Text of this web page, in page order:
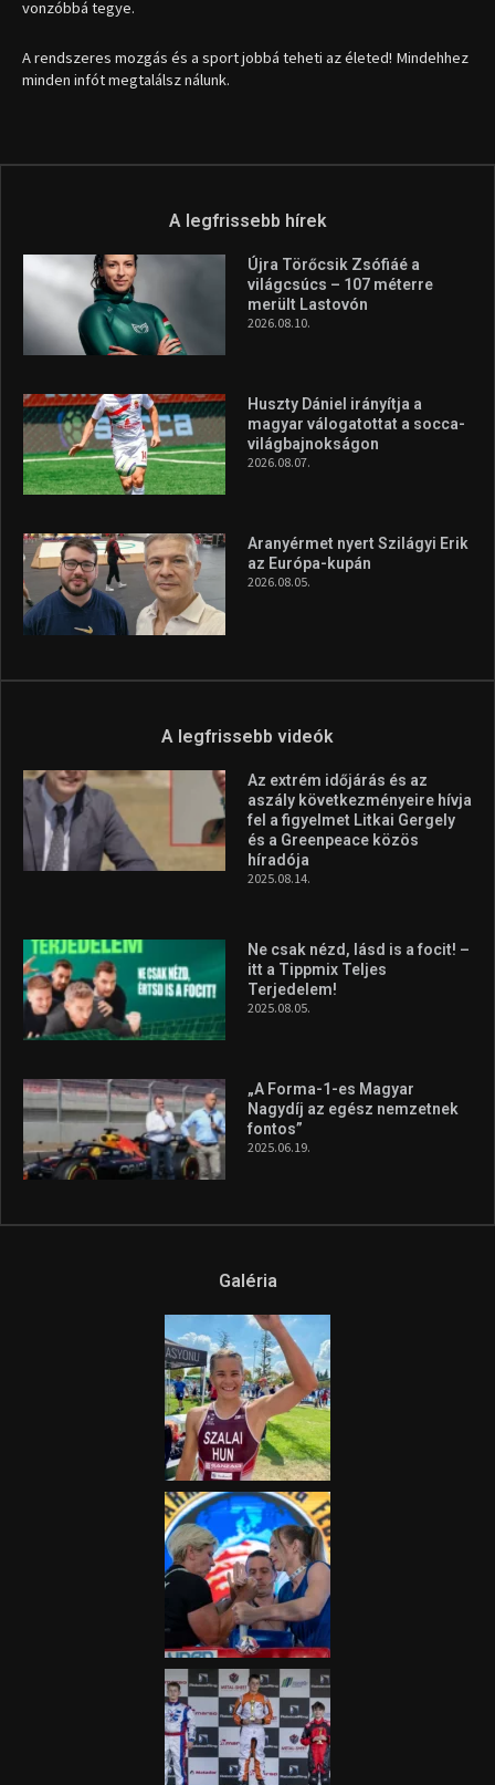
vonzóbbá tegye.
A rendszeres mozgás és a sport jobbá teheti az életed! Mindehhez
minden infót megtalálsz nálunk.
A legfrissebb hírek
Újra Törőcsik Zsófiáé a
világcsúcs – 107 méterre
merült Lastovón
2026.08.10.
Huszty Dániel irányítja a
magyar válogatottat a socca-
világbajnokságon
2026.08.07.
Aranyérmet nyert Szilágyi Erik
az Európa-kupán
2026.08.05.
A legfrissebb videók
Az extrém időjárás és az
aszály következményeire hívja
fel a figyelmet Litkai Gergely
és a Greenpeace közös
híradója
2025.08.14.
Ne csak nézd, lásd is a focit! –
itt a Tippmix Teljes
Terjedelem!
2025.08.05.
„A Forma-1-es Magyar
Nagydíj az egész nemzetnek
fontos”
2025.06.19.
Galéria